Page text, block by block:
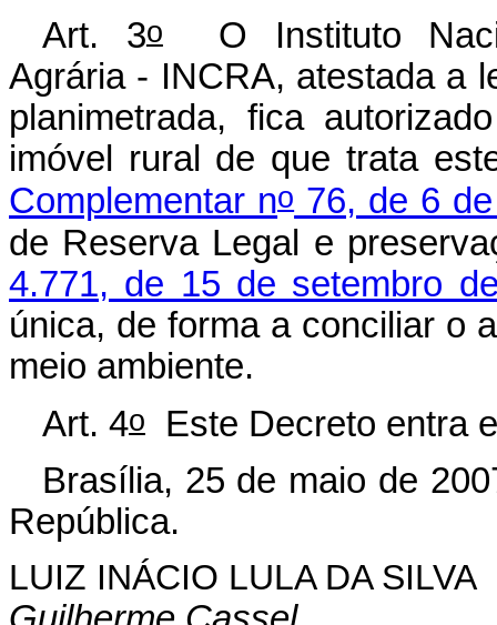
Art. 3oO Instituto
Agrária - INCRA, atestada a
planimetrada, fica
imóvel rural de que trata
Complementar no76, de 6 de
de Reserva Legal e
4.771, de 15 de setembro
única, de forma a conciliar o
meio ambiente.
Art. 4o
Este Decreto entra
Brasília, 25 de maio de
República.
LUIZ INÁCIO LULA DA SILVA